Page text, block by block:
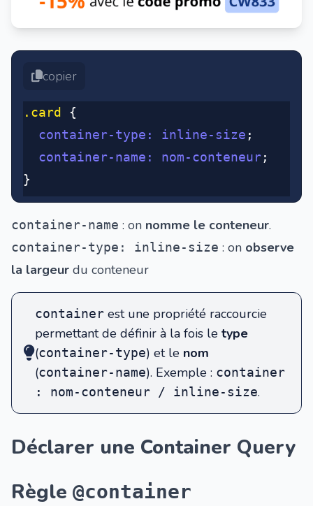
copier
.card {
  container-type
: inline-size ;
  container-name
: nom-conteneur;
}
container-name : on nomme le conteneur.
container-type: inline-size : on observe
la largeur du conteneur
container est une propriété raccourcie
permettant de définir à la fois le type
(container-type) et le nom
(container-name). Exemple : container
: nom-conteneur / inline-size.
Déclarer une Container Query
Règle @container